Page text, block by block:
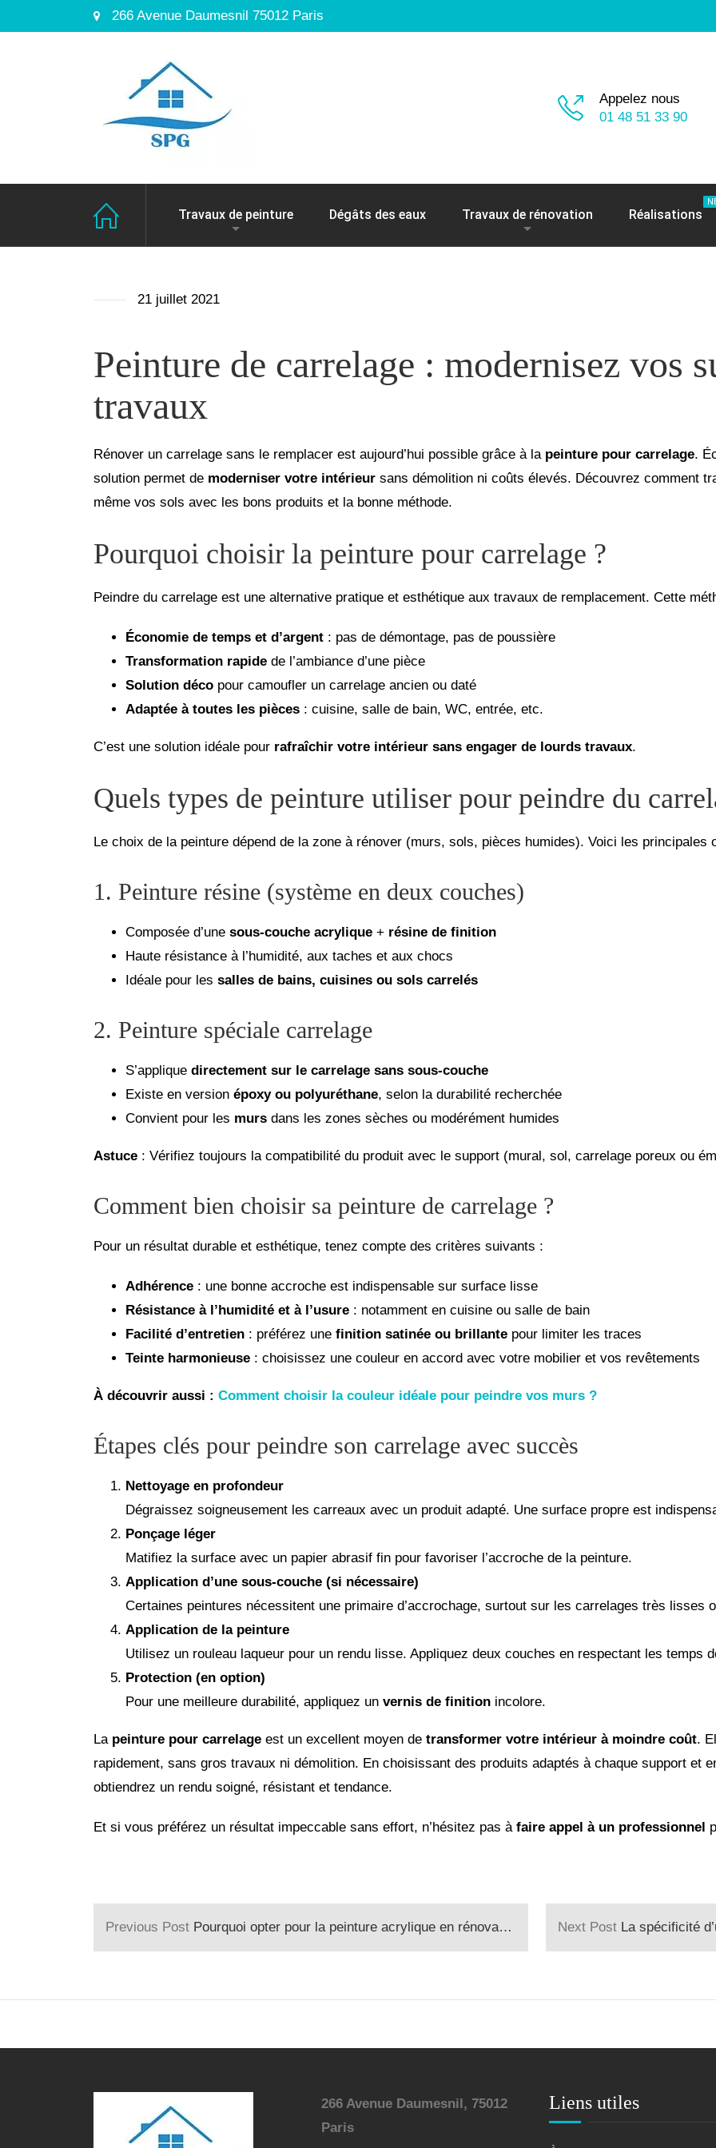
266 Avenue Daumesnil 75012 Paris
Appelez nous
01 48 51 33 90
Travaux de peinture Dégâts des eaux Travaux de rénovation Réalisations
21 juillet 2021
Peinture de carrelage : modernisez vos
travaux
Rénover un carrelage sans le remplacer est aujourd’hui possible grâce à la peinture pour carrelage.
solution permet de moderniser votre intérieur sans démolition ni coûts élevés. Découvrez comment
même vos sols avec les bons produits et la bonne méthode.
Pourquoi choisir la peinture pour carrelage ?
Peindre du carrelage est une alternative pratique et esthétique aux travaux de remplacement. Cette
Économie de temps et d’argent : pas de démontage, pas de poussière
Transformation rapide de l’ambiance d’une pièce
Solution déco pour camoufler un carrelage ancien ou daté
Adaptée à toutes les pièces : cuisine, salle de bain, WC, entrée, etc.
C’est une solution idéale pour rafraîchir votre intérieur sans engager de lourds travaux.
Quels types de peinture utiliser pour peindre du
Le choix de la peinture dépend de la zone à rénover (murs, sols, pièces humides). Voici les principales
1. Peinture résine (système en deux couches)
Composée d’une sous-couche acrylique + résine de finition
Haute résistance à l’humidité, aux taches et aux chocs
Idéale pour les salles de bains, cuisines ou sols carrelés
2. Peinture spéciale carrelage
S’applique directement sur le carrelage sans sous-couche
Existe en version époxy ou polyuréthane, selon la durabilité recherchée
Convient pour les murs dans les zones sèches ou modérément humides
Astuce : Vérifiez toujours la compatibilité du produit avec le support (mural, sol, carrelage poreux ou
Comment bien choisir sa peinture de carrelage ?
Pour un résultat durable et esthétique, tenez compte des critères suivants :
Adhérence : une bonne accroche est indispensable sur surface lisse
Résistance à l’humidité et à l’usure : notamment en cuisine ou salle de bain
Facilité d’entretien : préférez une finition satinée ou brillante pour limiter les traces
Teinte harmonieuse : choisissez une couleur en accord avec votre mobilier et vos revêtements
À découvrir aussi : Comment choisir la couleur idéale pour peindre vos murs ?
Étapes clés pour peindre son carrelage avec succès
Nettoyage en profondeur
Dégraissez soigneusement les carreaux avec un produit adapté. Une surface propre est
Ponçage léger
Matifiez la surface avec un papier abrasif fin pour favoriser l’accroche de la peinture.
Application d’une sous-couche (si nécessaire)
Certaines peintures nécessitent une primaire d’accrochage, surtout sur les carrelages très lisses
Application de la peinture
Utilisez un rouleau laqueur pour un rendu lisse. Appliquez deux couches en respectant les temps
Protection (en option)
Pour une meilleure durabilité, appliquez un vernis de finition incolore.
La peinture pour carrelage est un excellent moyen de transformer votre intérieur à moindre coût.
rapidement, sans gros travaux ni démolition. En choisissant des produits adaptés à chaque support et
obtiendrez un rendu soigné, résistant et tendance.
Et si vous préférez un résultat impeccable sans effort, n’hésitez pas à faire appel à un professionnel
Previous Post Pourquoi opter pour la peinture acrylique en rénovation ? Next Post La spécificité d’un
266 Avenue Daumesnil, 75012
Paris
Liens utiles